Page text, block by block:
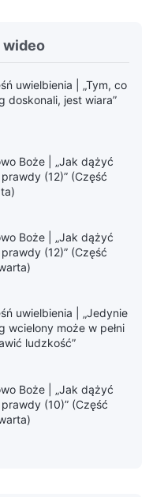
wideo
uwielbienia | „Tym, co
doskonali, jest wiara”
Boże | „Jak dążyć
(12)” (Część
Boże | „Jak dążyć
(12)” (Część
uwielbienia | „Jedynie
wcielony może w pełni
ludzkość”
Boże | „Jak dążyć
(10)” (Część